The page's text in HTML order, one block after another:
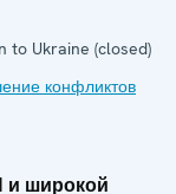
to Ukraine (closed)
конфликтов
и широкой